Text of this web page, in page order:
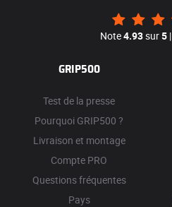
Note4.93sur5 |
GRIP500
Test de la presse
Pourquoi GRIP500 ?
Livraison et montage
Compte PRO
Questions fréquentes
Pays